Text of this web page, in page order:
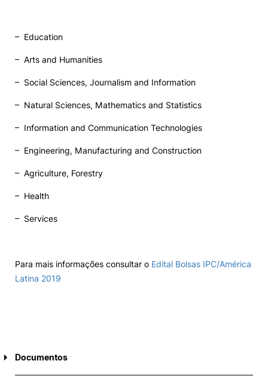
– Education
– Arts and Humanities
– Social Sciences, Journalism and Information
– Natural Sciences, Mathematics and Statistics
– Information and Communication Technologies
– Engineering, Manufacturing and Construction
– Agriculture, Forestry
– Health
– Services
Para mais informações consultar o Edital Bolsas IPC/América
Latina 2019
Documentos